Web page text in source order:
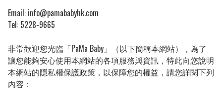
Email: info@pamababyhk.com
Tel: 5228-9665
非常歡迎您光臨「PaMa Baby」（以下簡稱本網站），為了
讓您能夠安心使用本網站的各項服務與資訊，特此向您說明
本網站的隱私權保護政策，以保障您的權益，請您詳閱下列
內容：